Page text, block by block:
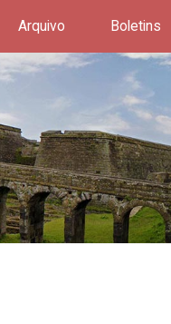
Arquivo Boletins